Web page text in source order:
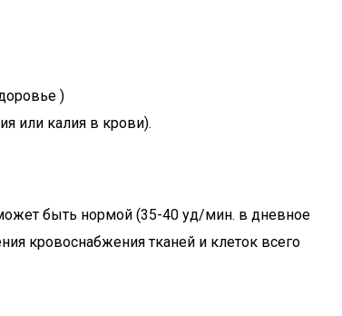
)
или калия в крови).
быть нормой (35-40 уд/мин. в дневное
кровоснабжения тканей и клеток всего